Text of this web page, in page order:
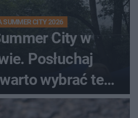
SUMMER CITY 2026
City w
Posłuchaj
wybrać ten
na urlop!